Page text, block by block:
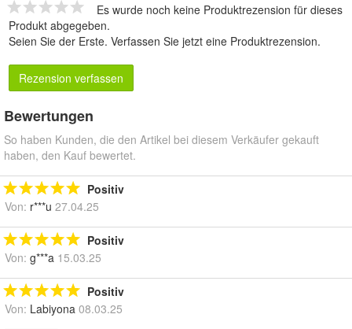
Es wurde noch keine Produktrezension für dieses
Produkt abgegeben.
Seien Sie der Erste. Verfassen Sie jetzt eine Produktrezension.
Rezension verfassen
Bewertungen
So haben Kunden, die den Artikel bei diesem Verkäufer gekauft
haben, den Kauf bewertet.
Positiv
Von: r***u 27.04.25
Positiv
Von: g***a 15.03.25
Positiv
Von: Labiyona 08.03.25